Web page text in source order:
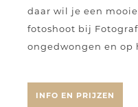
daar wil je een
fotoshoot bij
ongedwongen en op
INFO EN PRIJZEN